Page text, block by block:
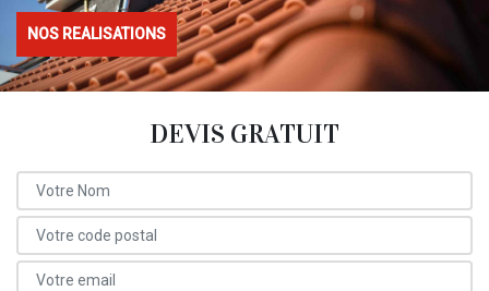
NOS REALISATIONS
DEVIS GRATUIT